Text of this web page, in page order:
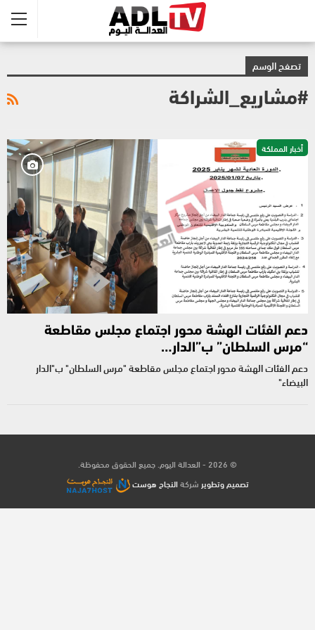
تصفح الوسم
#مشاريع_الشراكة
أخبار المملكة
دعم الفئات الهشة محور اجتماع مجلس مقاطعة
“مرس السلطان” ب”الدار…
دعم الفئات الهشة محور اجتماع مجلس مقاطعة "مرس السلطان" ب"الدار
البيضاء"
© 2026 - العدالة اليوم. جميع الحقوق محفوظة.
تصميم وتطوير شركةالنجاح هوست